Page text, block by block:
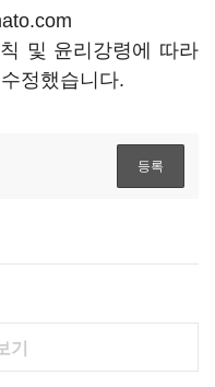
및 윤리강령에 따라
정했습니다.
기